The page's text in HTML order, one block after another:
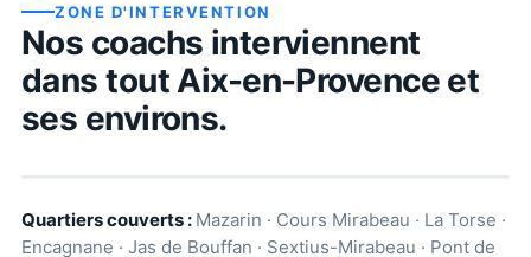
ZONE D'INTERVENTION
Nos coachs interviennent
dans tout Aix-en-Provence et
ses environs.
Quartiers couverts : Mazarin · Cours Mirabeau · La Torse ·
Encagnane · Jas de Bouffan · Sextius-Mirabeau · Pont de